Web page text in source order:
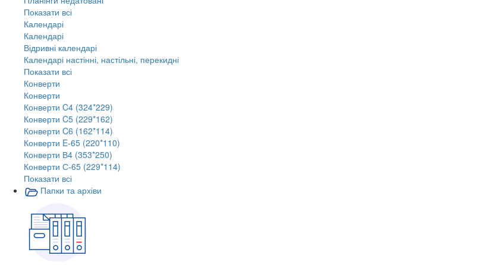
Показати всі
Календарі
Календарі
Відривні календарі
Календарі настінні, настільні, перекидні
Показати всі
Конверти
Конверти
Конверти C4 (324*229)
Конверти C5 (229*162)
Конверти C6 (162*114)
Конверти E-65 (220*110)
Конверти В4 (353*250)
Конверти С-65 (229*114)
Показати всі
Папки та архіви